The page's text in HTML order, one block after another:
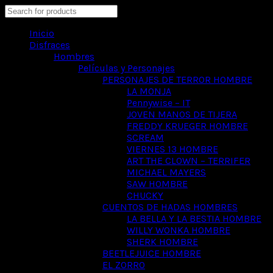
Inicio
Disfraces
Hombres
Películas y Personajes
PERSONAJES DE TERROR HOMBRE
LA MONJA
Pennywise – IT
JOVEN MANOS DE TIJERA
FREDDY KRUEGER HOMBRE
SCREAM
VIERNES 13 HOMBRE
ART THE CLOWN – TERRIFER
MICHAEL MAYERS
SAW HOMBRE
CHUCKY
CUENTOS DE HADAS HOMBRES
LA BELLA Y LA BESTIA HOMBRE
WILLY WONKA HOMBRE
SHERK HOMBRE
BEETLEJUICE HOMBRE
EL ZORRO